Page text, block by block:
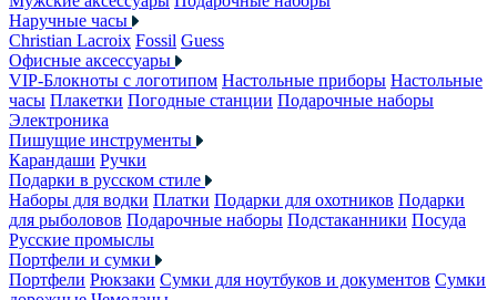
Наручные часы
Christian Lacroix Fossil Guess
Офисные аксессуары
VIP-Блокноты с логотипом Настольные приборы Настольные
часы Плакетки Погодные станции Подарочные наборы
Электроника
Пишущие инструменты
Карандаши Ручки
Подарки в русском стиле
Наборы для водки Платки Подарки для охотников Подарки
для рыболовов Подарочные наборы Подстаканники Посуда
Русские промыслы
Портфели и сумки
Портфели Рюкзаки Сумки для ноутбуков и документов Сумки